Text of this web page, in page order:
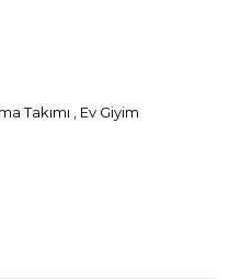
Takımı
Ev Giyim